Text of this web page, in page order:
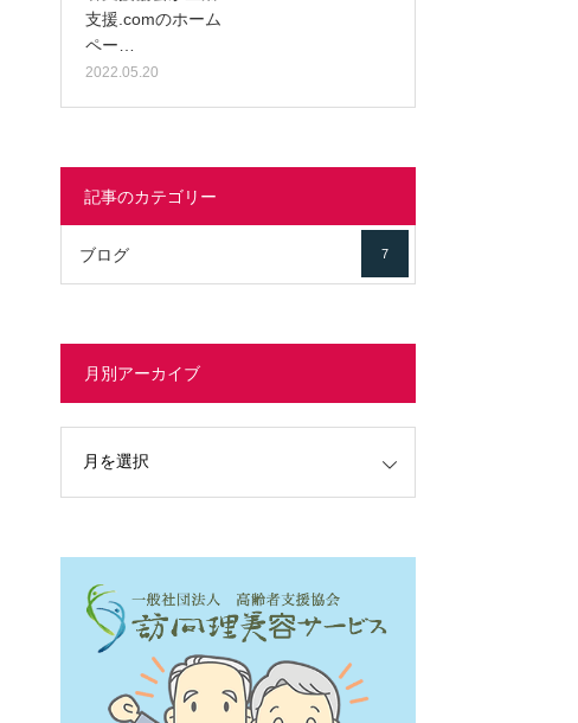
支援.comのホーム
ペー…
2022.05.20
記事のカテゴリー
ブログ 7
月別アーカイブ